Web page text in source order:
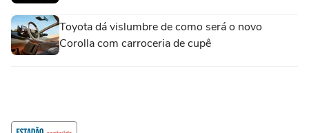
Toyota dá vislumbre de como será o novo
Corolla com carroceria de cupê